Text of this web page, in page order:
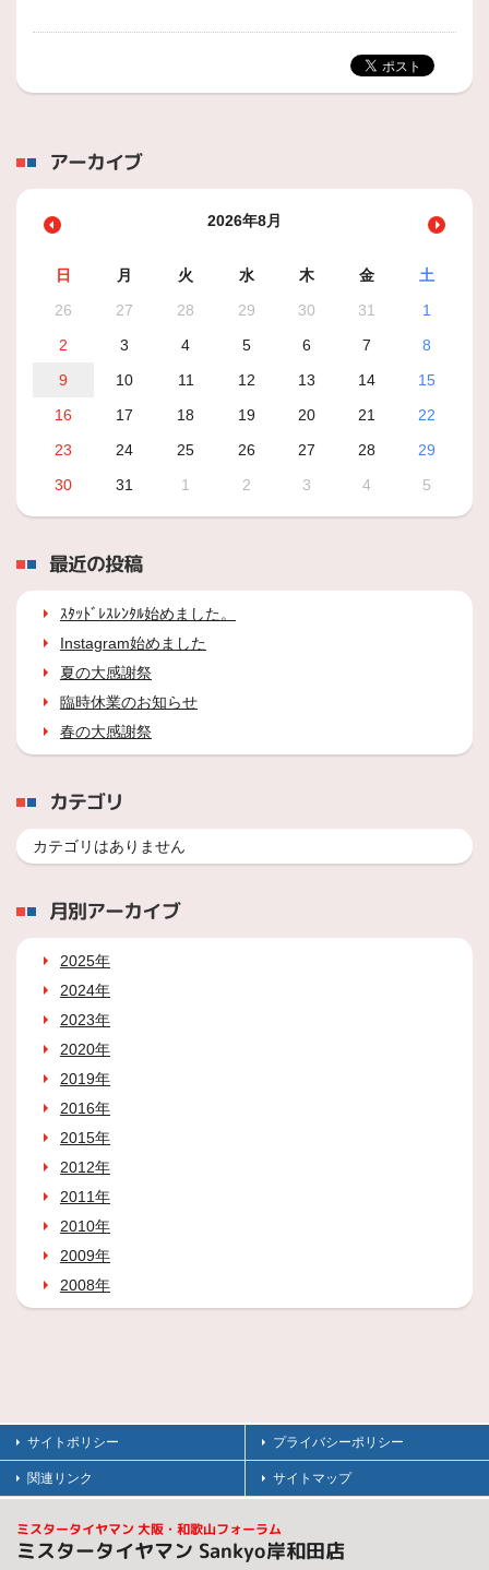
アーカイブ
2026年8月
日 月 火 水 木 金
土
26
27 28 29 30 31
1
2
3 4 5 6 7
8
9
10 11 12 13 14
15
16
17 18 19 20 21
22
23
24 25 26 27 28
29
30
31 1 2 3 4 5
最近の投稿
ｽﾀｯﾄﾞﾚｽﾚﾝﾀﾙ始めました。
Instagram始めました
夏の大感謝祭
臨時休業のお知らせ
春の大感謝祭
カテゴリ
カテゴリはありません
月別アーカイブ
2025年
2024年
2023年
2020年
2019年
2016年
2015年
2012年
2011年
2010年
2009年
2008年
サイトポリシー プライバシーポリシー
関連リンク サイトマップ
ミスタータイヤマン 大阪・和歌山フォーラム
ミスタータイヤマン Sankyo岸和田店